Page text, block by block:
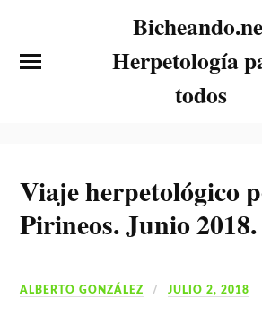
Herpetología
todos
Viaje herpetológico
Pirineos. Junio
ALBERTO GONZÁLEZ JULIO 2, 2018